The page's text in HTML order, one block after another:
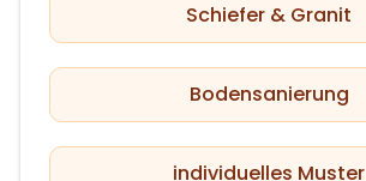
Schiefer & Granit
Bodensanierung
individuelles Muster